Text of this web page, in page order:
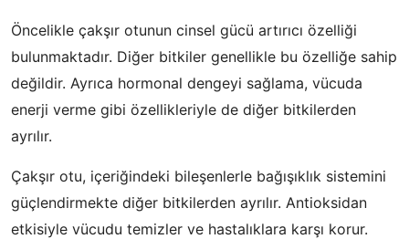
Öncelikle çakşır otunun cinsel gücü artırıcı özelliği
bulunmaktadır. Diğer bitkiler genellikle bu özelliğe sahip
değildir. Ayrıca hormonal dengeyi sağlama, vücuda
enerji verme gibi özellikleriyle de diğer bitkilerden
ayrılır.
Çakşır otu, içeriğindeki bileşenlerle bağışıklık sistemini
güçlendirmekte diğer bitkilerden ayrılır. Antioksidan
etkisiyle vücudu temizler ve hastalıklara karşı korur.